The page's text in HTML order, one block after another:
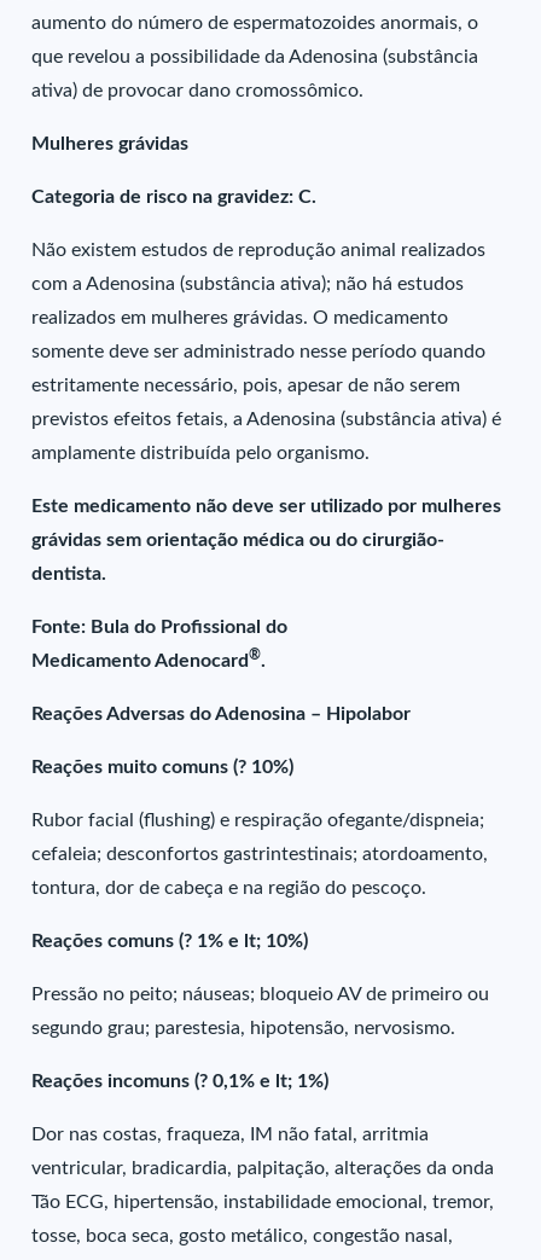
aumento do número de espermatozoides anormais, o
que revelou a possibilidade da Adenosina (substância
ativa) de provocar dano cromossômico.
Mulheres grávidas
Categoria de risco na gravidez: C.
Não existem estudos de reprodução animal realizados
com a Adenosina (substância ativa); não há estudos
realizados em mulheres grávidas. O medicamento
somente deve ser administrado nesse período quando
estritamente necessário, pois, apesar de não serem
previstos efeitos fetais, a Adenosina (substância ativa) é
amplamente distribuída pelo organismo.
Este medicamento não deve ser utilizado por mulheres
grávidas sem orientação médica ou do cirurgião-
dentista.
Fonte: Bula do Profissional do
Medicamento Adenocard®.
Reações Adversas do Adenosina – Hipolabor
Reações muito comuns (? 10%)
Rubor facial (flushing) e respiração ofegante/dispneia;
cefaleia; desconfortos gastrintestinais; atordoamento,
tontura, dor de cabeça e na região do pescoço.
Reações comuns (? 1% e lt; 10%)
Pressão no peito; náuseas; bloqueio AV de primeiro ou
segundo grau; parestesia, hipotensão, nervosismo.
Reações incomuns (? 0,1% e lt; 1%)
Dor nas costas, fraqueza, IM não fatal, arritmia
ventricular, bradicardia, palpitação, alterações da onda
Tão ECG, hipertensão, instabilidade emocional, tremor,
tosse, boca seca, gosto metálico, congestão nasal,